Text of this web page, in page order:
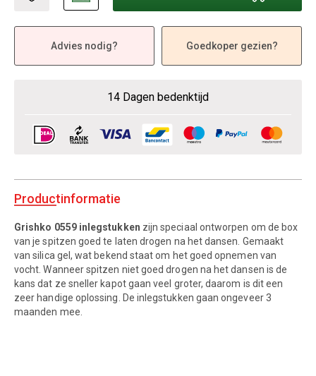
Advies nodig? Goedkoper gezien?
14 Dagen bedenktijd
Productinformatie
Grishko 0559 inlegstukken zijn speciaal ontworpen om de box
van je spitzen goed te laten drogen na het dansen. Gemaakt
van silica gel, wat bekend staat om het goed opnemen van
vocht. Wanneer spitzen niet goed drogen na het dansen is de
kans dat ze sneller kapot gaan veel groter, daarom is dit een
zeer handige oplossing. De inlegstukken gaan ongeveer 3
maanden mee.